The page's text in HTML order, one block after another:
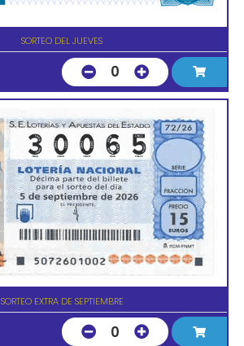
SORTEO DEL JUEVES
0
SORTEO EXTRA DE SEPTIEMBRE
0